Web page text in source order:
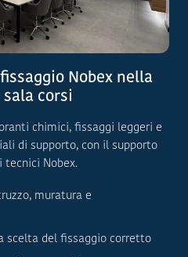
Nobex nella
corsi
chimici, fissaggi leggeri e
di supporto, con il supporto
tecnici Nobex.
muratura e
scelta del fissaggio corretto